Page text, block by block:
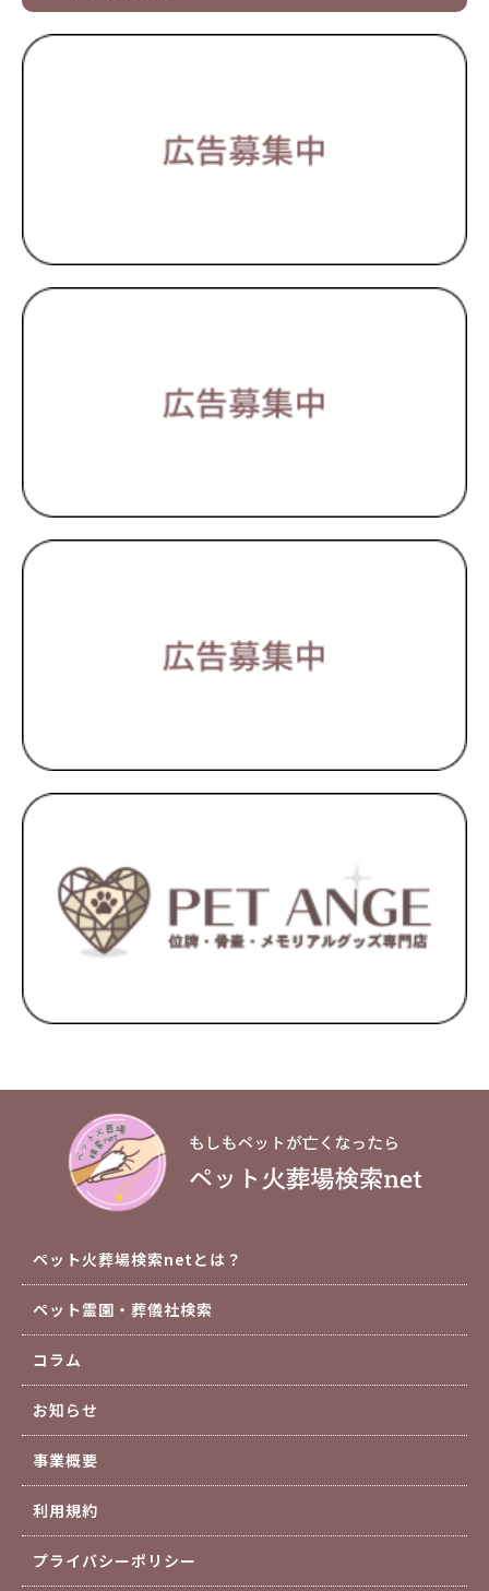
ペット火葬場検索netとは？
ペット霊園・葬儀社検索
コラム
お知らせ
事業概要
利用規約
プライバシーポリシー